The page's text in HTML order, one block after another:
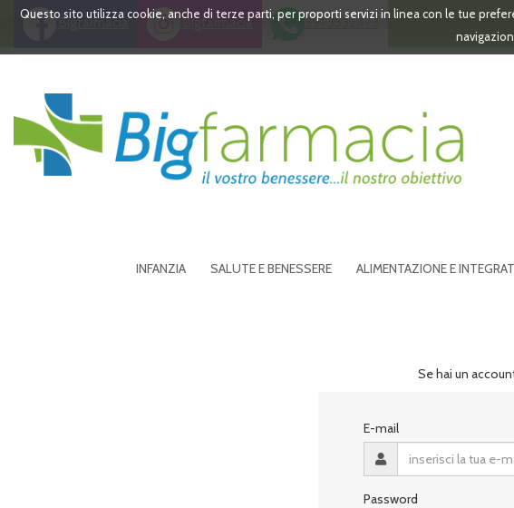
PassaQuesto sito utilizza cookie, anche di terze parti, per proporti servizi in linea con le tue
Bigfarmacia Bigfarmacia 391 3532473
Bigfarmacia
INFANZIA SALUTE E BENESSERE ALIMENTAZIONE E
Se hai un
E-mail
Password